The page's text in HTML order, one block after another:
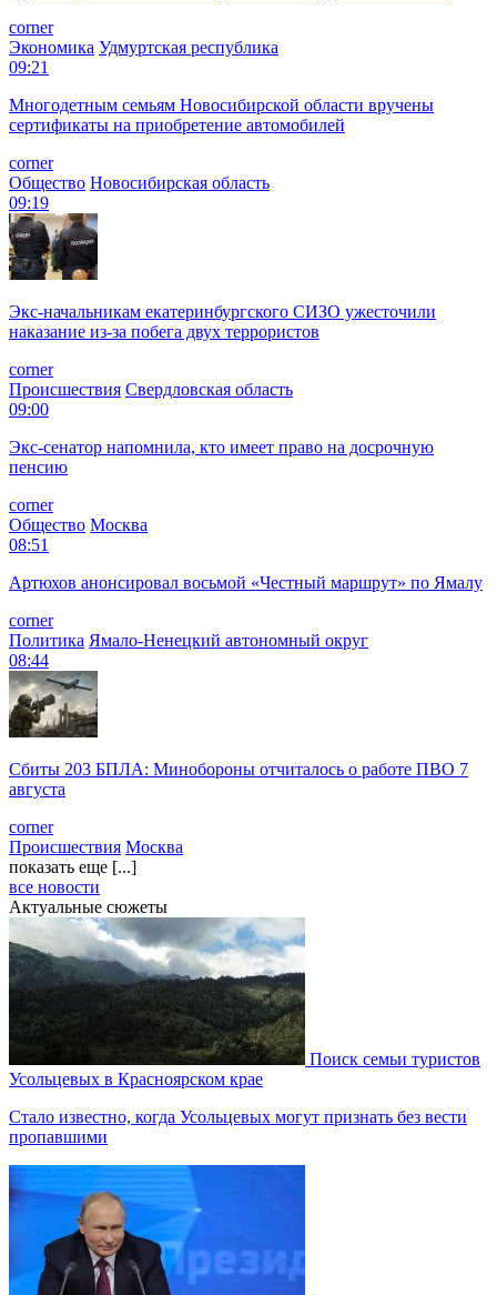
corner
Экономика Удмуртская республика
09:21
Многодетным семьям Новосибирской области вручены
сертификаты на приобретение автомобилей
corner
Общество Новосибирская область
09:19
Экс-начальникам екатеринбургского СИЗО ужесточили
наказание из-за побега двух террористов
corner
Происшествия Свердловская область
09:00
Экс-сенатор напомнила, кто имеет право на досрочную
пенсию
corner
Общество Москва
08:51
Артюхов анонсировал восьмой «Честный маршрут» по Ямалу
corner
Политика Ямало-Ненецкий автономный округ
08:44
Сбиты 203 БПЛА: Минобороны отчиталось о работе ПВО 7
августа
corner
Происшествия Москва
показать еще [...]
все новости
Актуальные сюжеты
Поиск семьи туристов
Усольцевых в Красноярском крае
Стало известно, когда Усольцевых могут признать без вести
пропавшими